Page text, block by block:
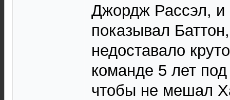
Джордж Рассэл, и
показывал
недоставало
команде 5 лет
чтобы не мешал